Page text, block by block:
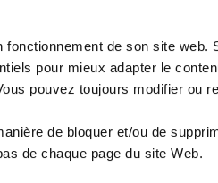
fonctionnement de son site web.
pour mieux adapter le
pouvez toujours modifier ou
de bloquer et/ou de
de chaque page du site Web.